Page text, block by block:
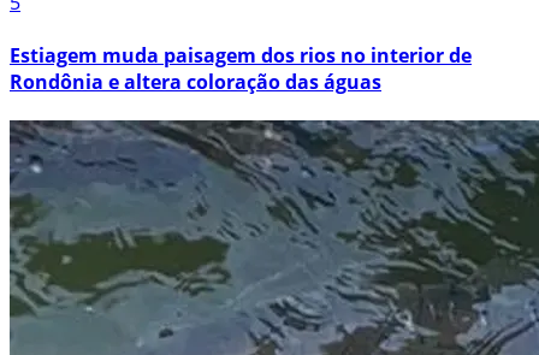
Estiagem muda paisagem dos rios no interior de
Rondônia e altera coloração das águas